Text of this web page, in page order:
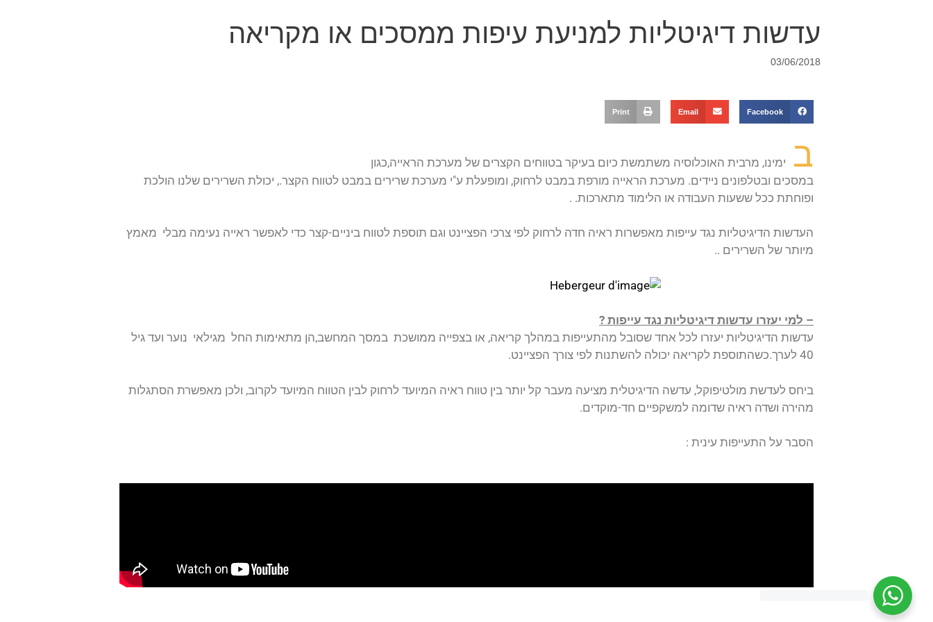
עדשות דיגיטליות למניעת עיפות ממסכים או מקריאה
03/06/2018
Facebook
Email
Print
ב
ימינו, מרבית האוכלוסיה משתמשת כיום בעיקר בטווחים הקצרים של מערכת הראייה,כגון
במסכים ובטלפונים ניידים. מערכת הראייה מורפת במבט לרחוק, ומופעלת ע"י מערכת שרירים במבט לטווח הקצר., יכולת השרירים שלנו הולכת
ופוחתת ככל ששעות העבודה או הלימוד מתארכות. .
העדשות הדיגיטליות נגד עייפות מאפשרות ראיה חדה לרחוק לפי צרכי הפציינט וגם תוספת לטווח ביניים-קצר כדי לאפשר ראייה נעימה מבלי מאמץ
מיותר של השרירים ..
– למי יעזרו עדשות דיגיטליות נגד עייפות ?
עדשות הדיגיטליות יעזרו לכל אחד שסובל מהתעייפות במהלך קריאה, או בצפייה ממושכת במסך המחשב,הן מתאימות החל מגילאי נוער ועד גיל
40 לערך.כשהתוספת לקריאה יכולה להשתנות לפי צורך הפציינט.
ביחס לעדשת מולטיפוקל, עדשה הדיגיטלית מציעה מעבר קל יותר בין טווח ראיה המיועד לרחוק לבין הטווח המיועד לקרוב, ולכן מאפשרת הסתגלות
מהירה ושדה ראיה שדומה למשקפיים חד-מוקדים.
הסבר על התעייפות עינית :